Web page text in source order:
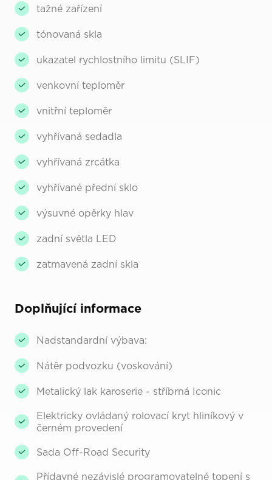
tažné zařízení
tónovaná skla
ukazatel rychlostního limitu (SLIF)
venkovní teploměr
vnitřní teploměr
vyhřívaná sedadla
vyhřívaná zrcátka
vyhřívané přední sklo
výsuvné opěrky hlav
zadní světla LED
zatmavená zadní skla
Doplňující informace
Nadstandardní výbava:
Nátěr podvozku (voskování)
Metalický lak karoserie - stříbrná Iconic
Elektricky ovládaný rolovací kryt hliníkový v
černém provedení
Sada Off-Road Security
Přídavné nezávislé programovatelné topení s